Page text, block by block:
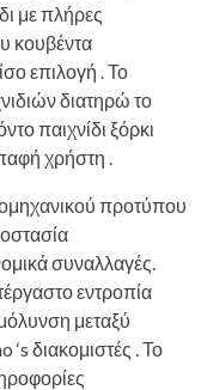
με πλήρες
κουβέντα
επιλογή . Το
διατηρώ το
παιχνίδι ξόρκι
χρήστη .
προτύπου
συναλλαγές.
εντροπία
μεταξύ
διακομιστές . Το